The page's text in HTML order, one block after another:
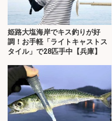
姫路大塩海岸でキス釣りが好
調！お手軽「ライトキャストス
タイル」で28匹手中【兵庫】